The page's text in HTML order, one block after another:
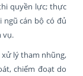
quyền lực; thực
cán bộ có đủ
vụ.
xử lý tham nhũng,
chiếm đoạt do